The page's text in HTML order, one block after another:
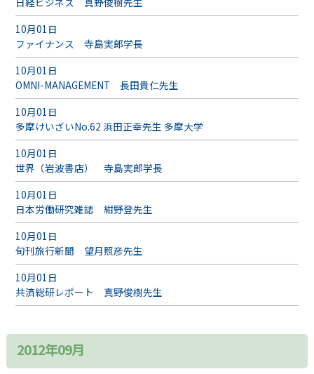
10月01日
ファイナンス 寺島実郎学長
10月01日
OMNI-MANAGEMENT 長田貴仁先生
10月01日
多摩けいざいNo.62 浜田正幸先生 多摩大学
10月01日
世界（岩波書店） 寺島実郎学長
10月01日
日本労働研究雑誌 紺野登先生
10月01日
旬刊旅行新聞 望月照彦先生
10月01日
共済総研レポート 真野俊樹先生
2012年09月